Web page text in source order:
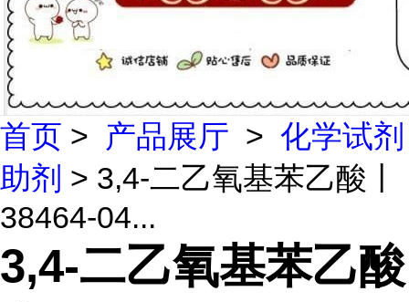
首页 > 产品展厅 > 化学试剂
助剂 > 3,4-二乙氧基苯乙酸丨
38464-04...
3,4-二乙氧基苯乙酸